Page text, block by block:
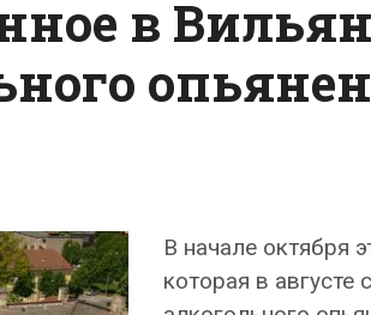
в
В начале октября
которая в